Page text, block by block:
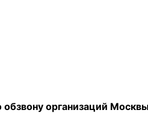
обзвону организаций